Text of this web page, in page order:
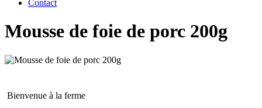
Contact
Mousse de foie de porc 200g
Bienvenue à la ferme